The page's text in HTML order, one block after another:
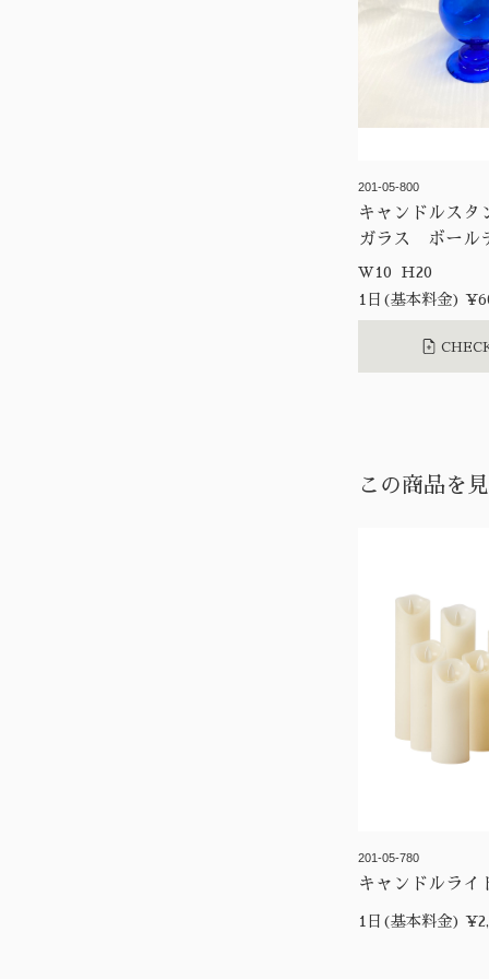
201-05-800
キャンドルス
ガラス ボール
W10 H20
1日(基本料金)
この商品を
201-05-780
キャンドルラ
1日(基本料金)